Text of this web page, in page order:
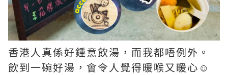
香港人真係好鍾意飲湯，而我都唔例外。
飲到一碗好湯，會令人覺得暖喉又暖心☺️